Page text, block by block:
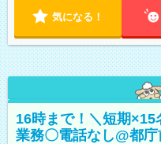
気になる！
16時まで！＼短期
業務〇電話なし@都庁